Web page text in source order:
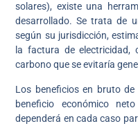
solares), existe una
desarrollado. Se trata de
según su jurisdicción,
la factura de electricidad,
carbono que se evitaría
Los beneficios en bruto
beneficio económico
dependerá en cada caso